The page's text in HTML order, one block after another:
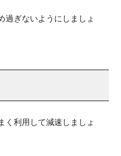
過ぎないようにしましょ
く利用して減速しましょ